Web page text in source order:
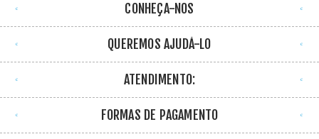
CONHEÇA-NOS
QUEREMOS AJUDÁ-LO
ATENDIMENTO:
FORMAS DE PAGAMENTO